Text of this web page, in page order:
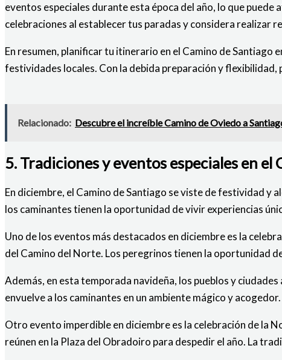
eventos especiales durante esta época del año, lo que
celebraciones al establecer tus paradas y considera realizar
En resumen, planificar tu itinerario en el Camino de
festividades locales. Con la debida preparación y
Relacionado: Descubre el increíble Camino de Oviedo a
5. Tradiciones y eventos especiales en el
En diciembre, el Camino de Santiago se viste de festividad y
los caminantes tienen la oportunidad de vivir experiencias
Uno de los eventos más destacados en diciembre es la
del Camino del Norte. Los peregrinos tienen la oportunidad
Además, en esta temporada navideña, los pueblos y
envuelve a los caminantes en un ambiente mágico y
Otro evento imperdible en diciembre es la celebración de la
reúnen en la Plaza del Obradoiro para despedir el año. La